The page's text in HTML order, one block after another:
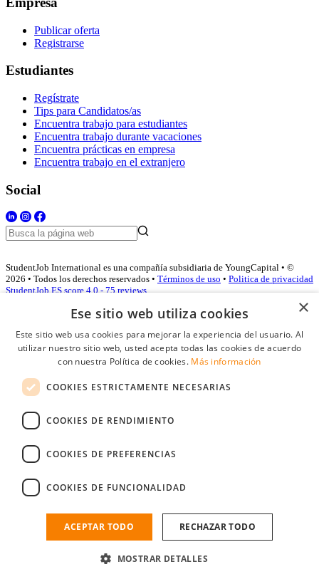
Publicar oferta
Registrarse
Estudiantes
Regístrate
Tips para Candidatos/as
Encuentra trabajo para estudiantes
Encuentra trabajo durante vacaciones
Encuentra prácticas en empresa
Encuentra trabajo en el extranjero
Social
StudentJob International es una compañía subsidiaria de YoungCapital • ©
2026 • Todos los derechos reservados • Términos de uso • Politica de privacidad
StudentJob ES score 4.0 - 75 reviews
Acceso empresas
Contraseña
Recordarme
Conectarse
Registro gratuito empresas
Encuentre al candidato perfecto a tan sólo un par de clicks
×
Ese sitio web utiliza cookies
Este sitio web usa cookies para mejorar la experiencia del usuario. Al
utilizar nuestro sitio web, usted acepta todas las cookies de acuerdo
con nuestra Política de cookies. Más información
COOKIES ESTRICTAMENTE NECESARIAS
COOKIES DE RENDIMIENTO
COOKIES DE PREFERENCIAS
COOKIES DE FUNCIONALIDAD
ACEPTAR TODO RECHAZAR TODO
MOSTRAR DETALLES